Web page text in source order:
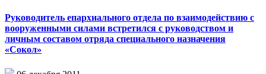
Руководитель епархиального отдела по взаимодействию с
вооруженными силами встретился с руководством и
личным составом отряда специального назначения
«Сокол»